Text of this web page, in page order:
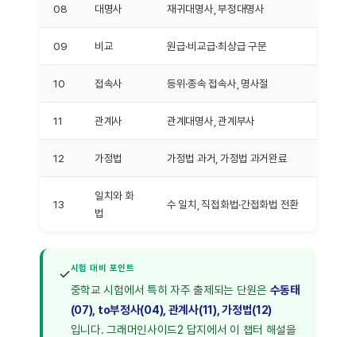
08 대명사 재귀대명사, 부정대명사
09 비교 원급·비교급·최상급 구문
10 접속사 등위·종속 접속사, 명사절
11 관계사 관계대명사, 관계부사
12 가정법 가정법 과거, 가정법 과거완료
13
일치와 화
법
수 일치, 직접화법·간접화법 전환
✓시험 대비 포인트
중학교 시험에서 특히 자주 출제되는 단원은 수동태
(07), to부정사(04), 관계사(11), 가정법(12)
입니다. 그래머인사이드2 답지에서 이 챕터 해설을